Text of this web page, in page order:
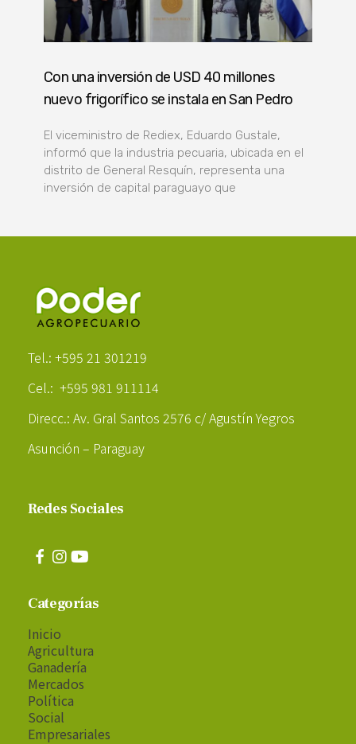
Con una inversión de USD 40 millones
nuevo frigorífico se instala en San Pedro
El viceministro de Rediex, Eduardo Gustale,
informó que la industria pecuaria, ubicada en el
distrito de General Resquín, representa una
inversión de capital paraguayo que
Tel.: +595 21 301219
Cel.: +595 981 911114
Direcc.: Av. Gral Santos 2576 c/ Agustín Yegros
Asunción – Paraguay
Redes Sociales
Categorías
Inicio
Agricultura
Ganadería
Mercados
Política
Social
Empresariales